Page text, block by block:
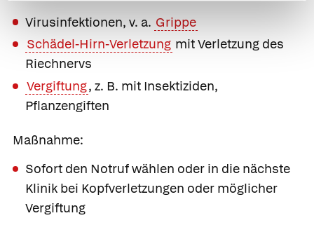
Virusinfektionen, v. a. Grippe
Schädel-Hirn-Verletzung mit Verletzung des
Riechnervs
Vergiftung, z. B. mit Insektiziden,
Pflanzengiften
Maßnahme:
Sofort den Notruf wählen oder in die nächste
Klinik bei Kopfverletzungen oder möglicher
Vergiftung